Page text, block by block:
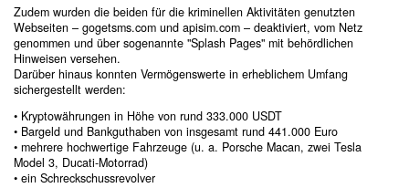
Zudem wurden die beiden für die kriminellen Aktivitäten genutzten
Webseiten – gogetsms.com und apisim.com – deaktiviert, vom Netz
genommen und über sogenannte "Splash Pages" mit behördlichen
Hinweisen versehen.
Darüber hinaus konnten Vermögenswerte in erheblichem Umfang
sichergestellt werden:
• Kryptowährungen in Höhe von rund 333.000 USDT
• Bargeld und Bankguthaben von insgesamt rund 441.000 Euro
• mehrere hochwertige Fahrzeuge (u. a. Porsche Macan, zwei Tesla
Model 3, Ducati-Motorrad)
• ein Schreckschussrevolver